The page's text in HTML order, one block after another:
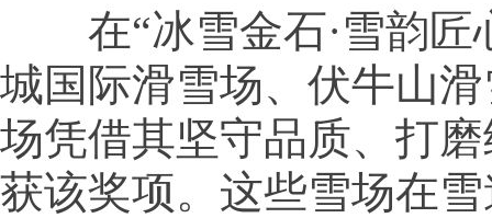
在“冰雪金石·雪韵匠
城国际滑雪场、伏牛山
场凭借其坚守品质、打
获该奖项。这些雪场在